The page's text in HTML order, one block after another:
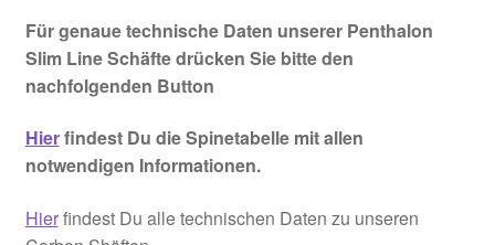
Für genaue technische Daten unserer Penthalon
Slim Line Schäfte drücken Sie bitte den
nachfolgenden Button
Hierfindest Du die Spinetabelle mit allen
notwendigen Informationen.
Hierfindest Du alle technischen Daten zu unseren